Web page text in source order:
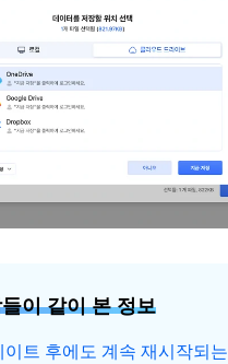
이 같이 본 정보
트 후에도 계속 재시작되는